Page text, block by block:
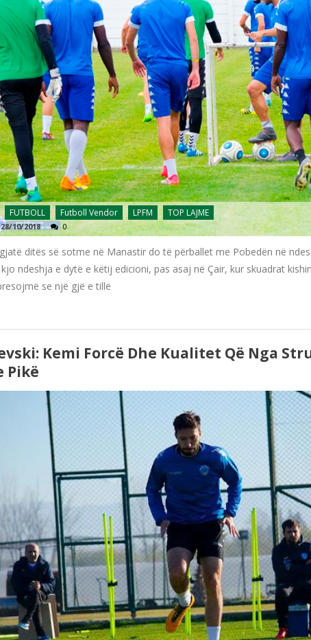
FUTBOLL Futboll Vendor LPFM TOP LAJME
28/10/2018 0
gjatë ditës së sotme në Manastir do të përballet me Pobedën në
ndeshja e dytë e këtij edicioni, pas asaj në Çair, kur skuadrat
se një gjë e tillë
Kemi Forcë Dhe Kualitet Që Nga
Pikë